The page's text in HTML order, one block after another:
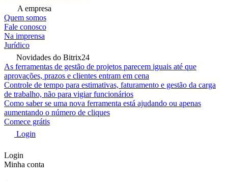
A empresa
Quem somos
Fale conosco
Na imprensa
Jurídico
Novidades do Bitrix24
As ferramentas de gestão de projetos parecem iguais até que
aprovações, prazos e clientes entram em cena
Controle de tempo para estimativas, faturamento e gestão da carga
de trabalho, não para vigiar funcionários
Como saber se uma nova ferramenta está ajudando ou apenas
aumentando o número de cliques
Comece grátis
Login
Login
Minha conta